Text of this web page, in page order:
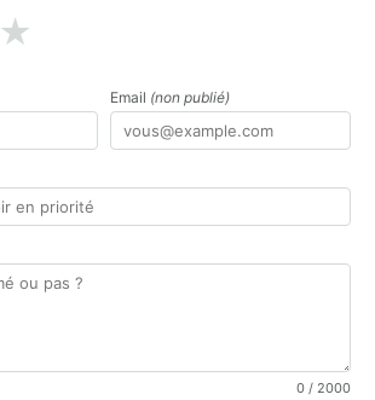
★
Email (non publié)
0 / 2000